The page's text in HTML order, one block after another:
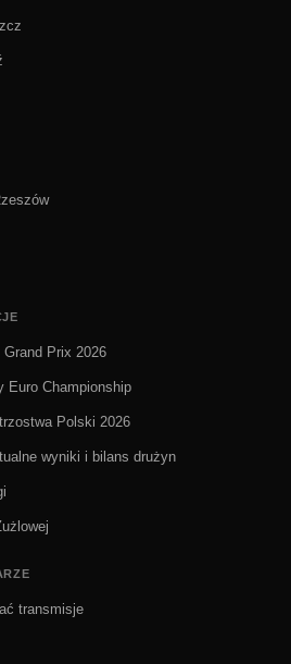
Prix 2026
Euro Championship
Polski 2026
wyniki i bilans drużyn
transmisje